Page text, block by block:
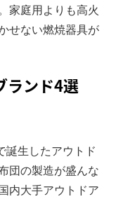
家庭用よりも高火
せない燃焼器具が
ランド4選
誕生したアウトド
団の製造が盛んな
内大手アウトドア